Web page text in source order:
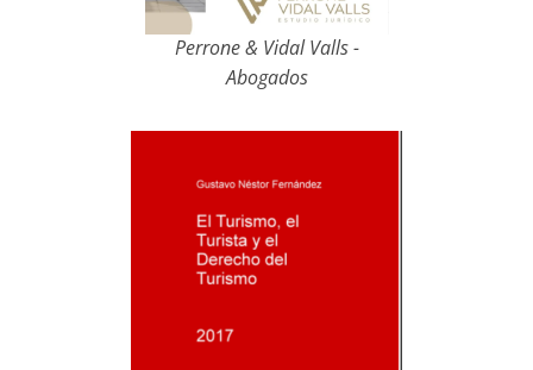
Perrone & Vidal Valls -
Abogados